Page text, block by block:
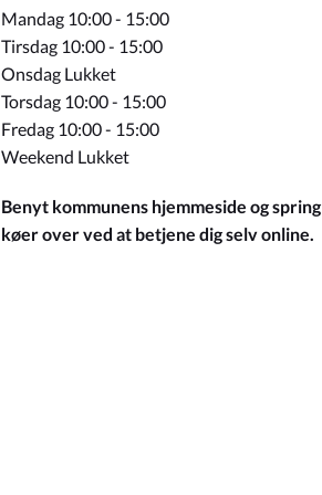
Mandag 10:00 - 15:00
Tirsdag 10:00 - 15:00
Onsdag Lukket
Torsdag 10:00 - 15:00
Fredag 10:00 - 15:00
Weekend Lukket
Benyt kommunens hjemmeside og spring
køer over ved at betjene dig selv online.